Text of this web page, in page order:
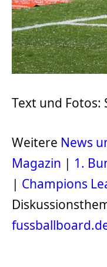
Text und Fotos:
Weitere News
Magazin | 1.
| Champions